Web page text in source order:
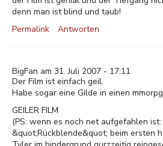
denn man ist blind und taub!
Permalink
Antworten
BigFan am 31. Juli 2007 - 17:11
Der Film ist einfach geil.
Habe sogar eine Gilde in einen
GEILER FILM
(PS: wenn es noch net aufgefahlen
&quot;Rückblende&quot; beim ersten